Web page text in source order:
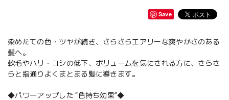
Save
染めたての色・ツヤが続き、さらさらエアリーな爽やかさのある
髪へ。
軟毛やハリ・コシの低下、ボリュームを気にされる方に、さらさ
らと指通りよくまとまる髪に導きます。
◆パワーアップした “色持ち効果”◆